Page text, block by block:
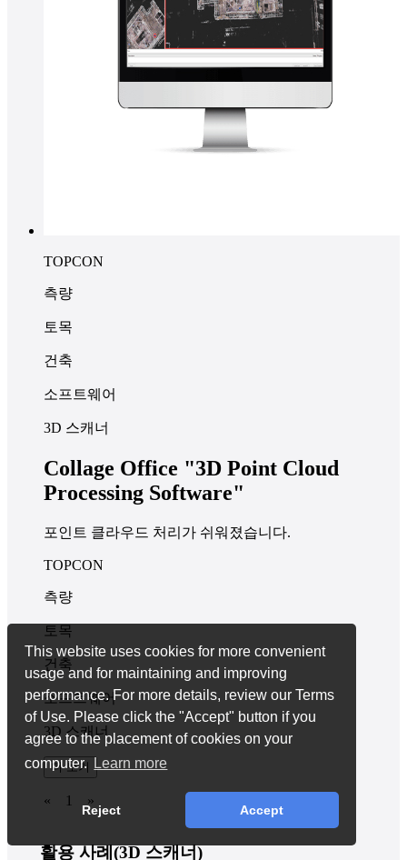
This website uses cookies for more convenient
usage and for maintaining and improving
performance. For more details, review our Terms
of Use. Please click the "Accept" button if you
agree to the placement of cookies on your
computer. Learn more
Reject Accept
TOPCON
측량
토목
건축
소프트웨어
3D 스캐너
Collage Office "3D Point Cloud
Processing Software"
포인트 클라우드 처리가 쉬워졌습니다.
TOPCON
측량
토목
건축
소프트웨어
3D 스캐너
더 보기
« 1 »
활용 사례(3D 스캐너)